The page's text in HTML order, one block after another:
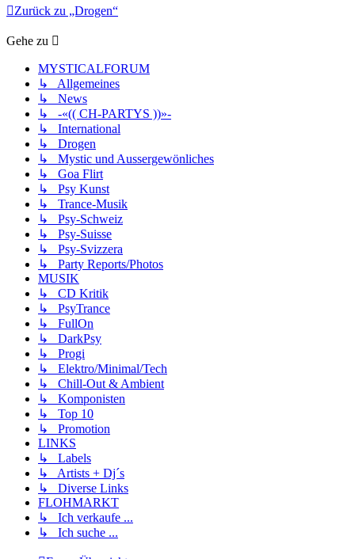
Zurück zu „Drogen“
Gehe zu
MYSTICALFORUM
↳ Allgemeines
↳ News
↳ -«(( CH-PARTYS ))»-
↳ International
↳ Drogen
↳ Mystic und Aussergewönliches
↳ Goa Flirt
↳ Psy Kunst
↳ Trance-Musik
↳ Psy-Schweiz
↳ Psy-Suisse
↳ Psy-Svizzera
↳ Party Reports/Photos
MUSIK
↳ CD Kritik
↳ PsyTrance
↳ FullOn
↳ DarkPsy
↳ Progi
↳ Elektro/Minimal/Tech
↳ Chill-Out & Ambient
↳ Komponisten
↳ Top 10
↳ Promotion
LINKS
↳ Labels
↳ Artists + Dj´s
↳ Diverse Links
FLOHMARKT
↳ Ich verkaufe ...
↳ Ich suche ...